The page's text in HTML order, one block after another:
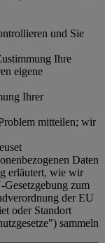
und Sie
Ihre
eigene
Ihrer
mitteilen; wir
Daten
erläutert, wie wir
Gesetzgebung zum
der EU
oder Standort
") sammeln